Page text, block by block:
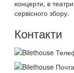
концерти, в
сервісного збору.
Контакти